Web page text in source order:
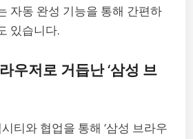
자동 완성 기능을 통해 간편하
있습니다.
우저로 거듭난 ‘삼성 브
티와 협업을 통해 ‘삼성 브라우